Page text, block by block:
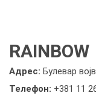
RAINBOW
Адрес: Булевар
Телефон: +381 11